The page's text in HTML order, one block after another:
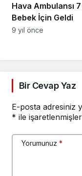
Hava Ambulansı 7
Bebek İçin Geldi
9 yıl önce
Bir Cevap Yaz
E-posta adresiniz
* ile
Yorumunuz *